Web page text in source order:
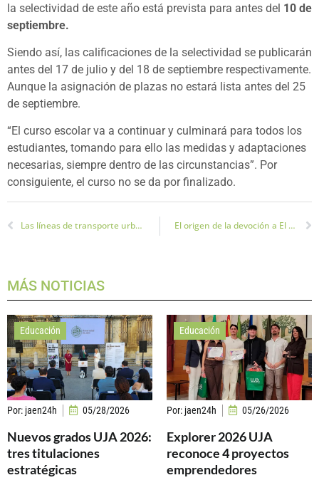
la selectividad de este año está prevista para antes del 10 de
septiembre.
Siendo así, las calificaciones de la selectividad se publicarán
antes del 17 de julio y del 18 de septiembre respectivamente.
Aunque la asignación de plazas no estará lista antes del 25
de septiembre.
“El curso escolar va a continuar y culminará para todos los
estudiantes, tomando para ello las medidas y adaptaciones
necesarias, siempre dentro de las circunstancias”. Por
consiguiente, el curso no se da por finalizado.
Las líneas de transporte urbano de Jaén para el Hospital Neurotraumatológico se mantienen El origen de la devoción a El Abuelo de Jaén en tiempos de epidemias
MÁS NOTICIAS
Educación
Por: jaen24h 05/28/2026
Nuevos grados UJA 2026:
tres titulaciones
estratégicas
Educación
Por: jaen24h 05/26/2026
Explorer 2026 UJA
reconoce 4 proyectos
emprendedores